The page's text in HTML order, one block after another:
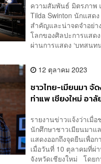
ความสัมพันธ์ มิตรภาพ
Tilda Swinton นักแสด
สำคัญและน่าจดจำอย่า
โลกของศิลปะการแสด
ผ่านการแสดง ‘บทสนท
12 ตุลาคม 2023
ชาวไทย-เมียนมา จัด
ท่าแพ เชียงใหม่ อา
รายงานข่าวแจ้งว่าเมื่
นักศึกษาชาวเมียนมาแ
แสดงออกถึงจุดยืนเพื่อ
เมื่อวันที่ 10 ตุลาคมที่ผ่
จังหวัดเชียงใหม่ โดย